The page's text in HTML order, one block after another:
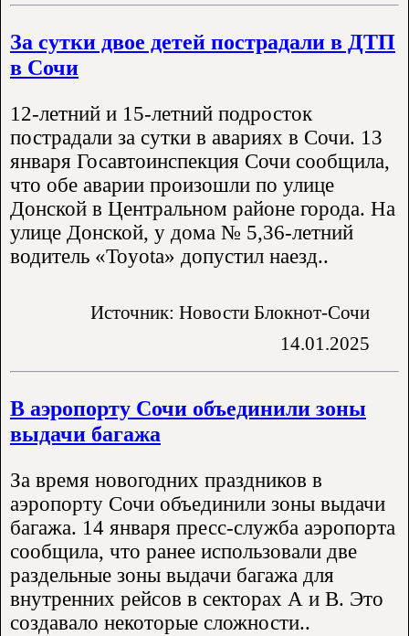
За сутки двое детей пострадали в ДТП
в Сочи
12-летний и 15-летний подросток
пострадали за сутки в авариях в Сочи. 13
января Госавтоинспекция Сочи сообщила,
что обе аварии произошли по улице
Донской в Центральном районе города. На
улице Донской, у дома № 5,36-летний
водитель «Toyota» допустил наезд..
Источник: Новости Блокнот-Сочи
14.01.2025
В аэропорту Сочи объединили зоны
выдачи багажа
За время новогодних праздников в
аэропорту Сочи объединили зоны выдачи
багажа. 14 января пресс-служба аэропорта
сообщила, что ранее использовали две
раздельные зоны выдачи багажа для
внутренних рейсов в секторах А и В. Это
создавало некоторые сложности..